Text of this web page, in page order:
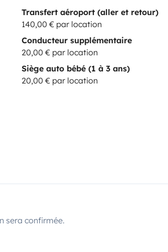
Transfert aéroport (aller et retour)
140,00 € par location
Conducteur supplémentaire
20,00 € par location
Siège auto bébé (1 à 3 ans)
20,00 € par location
sera confirmée.